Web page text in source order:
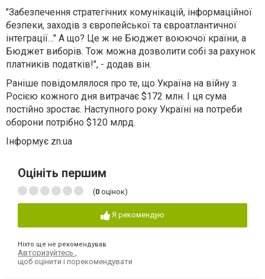
"Забезпечення стратегічних комунікацій, інформаційної
безпеки, заходів з європейської та євроатлантичної
інтеграції…" А що? Це ж не Бюджет воюючої країни, а
Бюджет виборів. Тож можна дозволити собі за рахунок
платників податків!", - додав він.
Раніше повідомлялося про те, що Україна на війну з
Росією кожного дня витрачає $172 млн. І ця сума
постійно зростає. Наступного року Україні на потреби
оборони потрібно $120 млрд.
Інформує zn.ua
Оцініть першим
(0 оцінок)
Я рекомендую
Ніхто ще не рекомендував
Авторизуйтесь ,
щоб оцінити і порекомендувати